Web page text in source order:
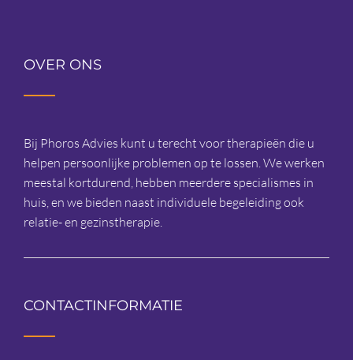
OVER ONS
Bij Phoros Advies kunt u terecht voor therapieën die u
helpen persoonlijke problemen op te lossen. We werken
meestal kortdurend, hebben meerdere specialismes in
huis, en we bieden naast individuele begeleiding ook
relatie- en gezinstherapie.
CONTACTINFORMATIE